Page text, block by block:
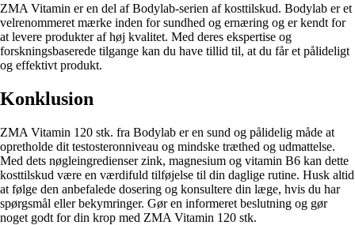
ZMA Vitamin er en del af Bodylab-serien af kosttilskud. Bodylab er et
velrenommeret mærke inden for sundhed og ernæring og er kendt for
at levere produkter af høj kvalitet. Med deres ekspertise og
forskningsbaserede tilgange kan du have tillid til, at du får et pålideligt
og effektivt produkt.
Konklusion
ZMA Vitamin 120 stk. fra Bodylab er en sund og pålidelig måde at
opretholde dit testosteronniveau og mindske træthed og udmattelse.
Med dets nøgleingredienser zink, magnesium og vitamin B6 kan dette
kosttilskud være en værdifuld tilføjelse til din daglige rutine. Husk altid
at følge den anbefalede dosering og konsultere din læge, hvis du har
spørgsmål eller bekymringer. Gør en informeret beslutning og gør
noget godt for din krop med ZMA Vitamin 120 stk.